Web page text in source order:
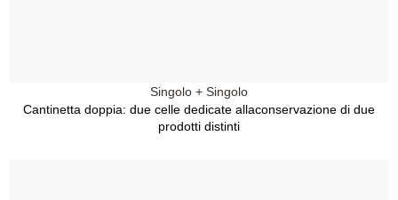
Singolo + Singolo
Cantinetta doppia: due celle dedicate allaconservazione di due
prodotti distinti